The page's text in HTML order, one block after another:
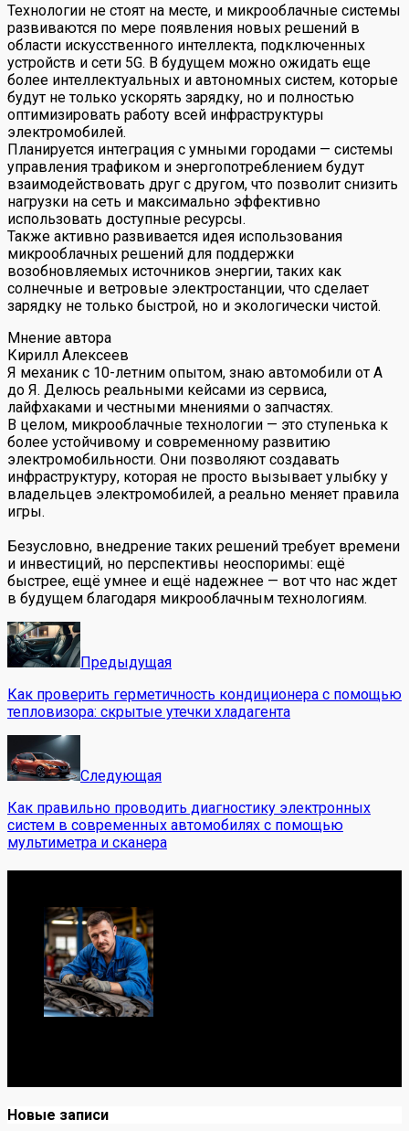
Технологии не стоят на месте, и микрооблачные системы
развиваются по мере появления новых решений в
области искусственного интеллекта, подключенных
устройств и сети 5G. В будущем можно ожидать еще
более интеллектуальных и автономных систем, которые
будут не только ускорять зарядку, но и полностью
оптимизировать работу всей инфраструктуры
электромобилей.
Планируется интеграция с умными городами — системы
управления трафиком и энергопотреблением будут
взаимодействовать друг с другом, что позволит снизить
нагрузки на сеть и максимально эффективно
использовать доступные ресурсы.
Также активно развивается идея использования
микрооблачных решений для поддержки
возобновляемых источников энергии, таких как
солнечные и ветровые электростанции, что сделает
зарядку не только быстрой, но и экологически чистой.
Мнение автора
Кирилл Алексеев
Я механик с 10-летним опытом, знаю автомобили от А
до Я. Делюсь реальными кейсами из сервиса,
лайфхаками и честными мнениями о запчастях.
В целом, микрооблачные технологии — это ступенька к
более устойчивому и современному развитию
электромобильности. Они позволяют создавать
инфраструктуру, которая не просто вызывает улыбку у
владельцев электромобилей, а реально меняет правила
игры.
Безусловно, внедрение таких решений требует времени
и инвестиций, но перспективы неоспоримы: ещё
быстрее, ещё умнее и ещё надежнее — вот что нас ждет
в будущем благодаря микрооблачным технологиям.
Предыдущая
Как проверить герметичность кондиционера с помощью
тепловизора: скрытые утечки хладагента
Следующая
Как правильно проводить диагностику электронных
систем в современных автомобилях с помощью
мультиметра и сканера
Новые записи